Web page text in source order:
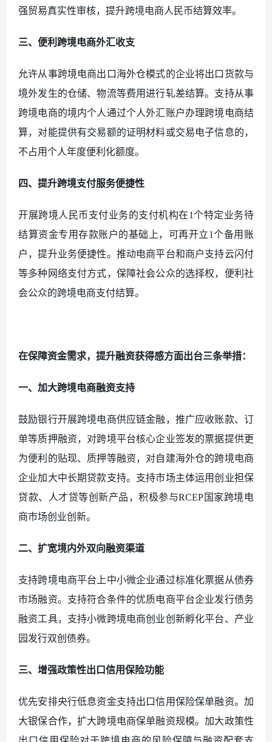
强贸易真实性审核，提升跨境电商人民币结算效率。
三、便利跨境电商外汇收支
允许从事跨境电商出口海外仓模式的企业将出口货款与
境外发生的仓储、物流等费用进行轧差结算。支持从事
跨境电商的境内个人通过个人外汇账户办理跨境电商结
算，对能提供有交易额的证明材料或交易电子信息的，
不占用个人年度便利化额度。
四、提升跨境支付服务便捷性
开展跨境人民币支付业务的支付机构在1个特定业务待
结算资金专用存款账户的基础上，可再开立1个备用账
户，提升业务便捷性。推动电商平台和商户支持云闪付
等多种网络支付方式，保障社会公众的选择权，便利社
会公众的跨境电商支付结算。
在保障资金需求，提升融资获得感方面出台三条举措：
一、加大跨境电商融资支持
鼓励银行开展跨境电商供应链金融，推广应收账款、订
单等质押融资，对跨境平台核心企业签发的票据提供更
为便利的贴现、质押等融资，对自建海外仓的跨境电商
企业加大中长期贷款支持。支持市场主体运用创业担保
贷款、人才贷等创新产品，积极参与RCEP国家跨境电
商市场创业创新。
二、扩宽境内外双向融资渠道
支持跨境电商平台上中小微企业通过标准化票据从债券
市场融资。支持符合条件的优质电商平台企业发行债务
融资工具，支持小微跨境电商创业创新孵化平台、产业
园发行双创债券。
三、增强政策性出口信用保险功能
优先安排央行低息资金支持出口信用保险保单融资。加
大银保合作，扩大跨境电商保单融资规模。加大政策性